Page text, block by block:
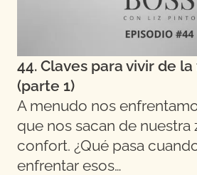
44. Claves para vivir de
(parte 1)
A menudo nos
que nos sacan de nuestra
confort. ¿Qué pasa
enfrentar esos…